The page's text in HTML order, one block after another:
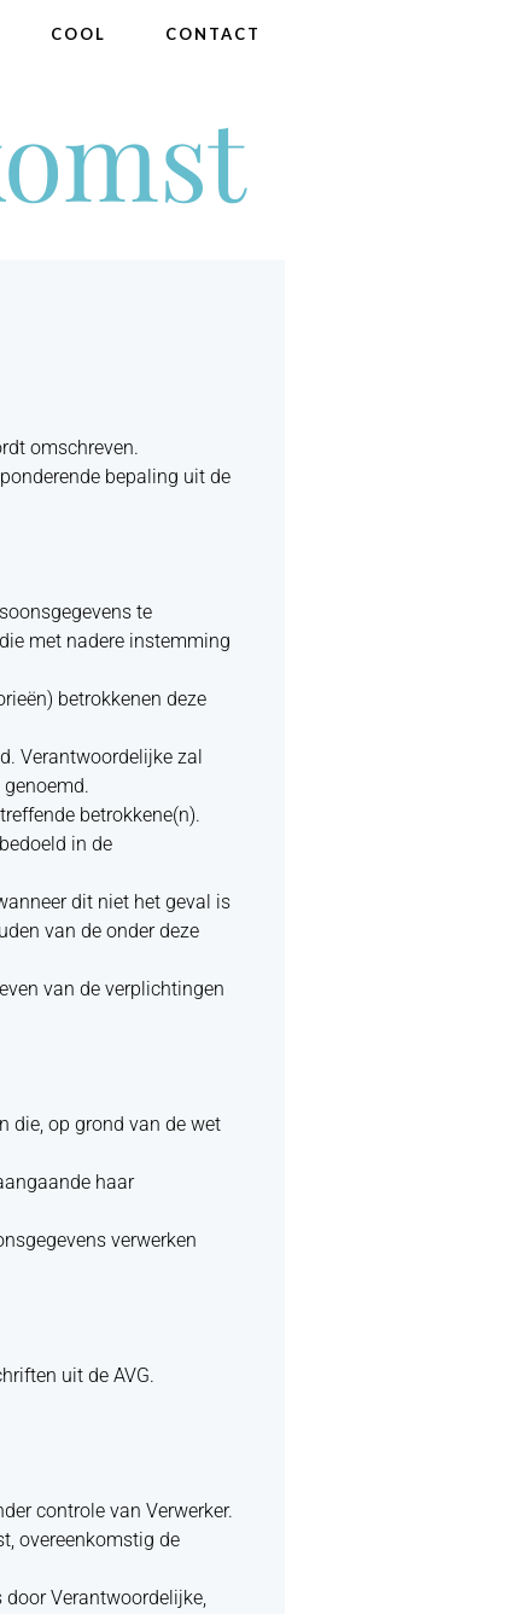
COOL CONTACT
omschreven.
bepaling uit de
te
met nadere instemming
betrokkenen deze
Verantwoordelijke zal
betrokkene(n).
in de
dit niet het geval is
van de onder deze
van de verplichtingen
die, op grond van de wet
haar
verwerken
uit de AVG.
controle van Verwerker.
overeenkomstig de
door Verantwoordelijke,